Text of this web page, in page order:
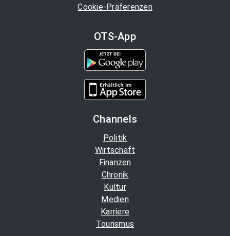
Cookie-Präferenzen
OTS-App
Channels
Politik
Wirtschaft
Finanzen
Chronik
Kultur
Medien
Karriere
Tourismus